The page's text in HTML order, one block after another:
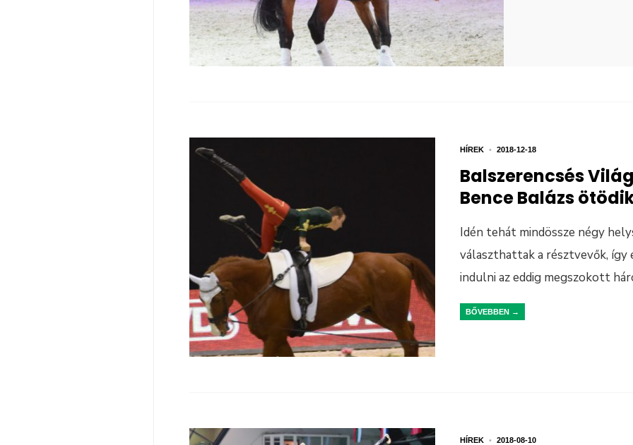
HÍREK • 2018-12-18
Balszerencsés
Bence Balázs
Idén tehát mindössze négy
választhattak a résztvevők,
indulni az eddig megszokott
BŐVEBBEN →
HÍREK • 2018-08-10